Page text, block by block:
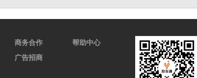
商务合作
广告招商
帮助中心